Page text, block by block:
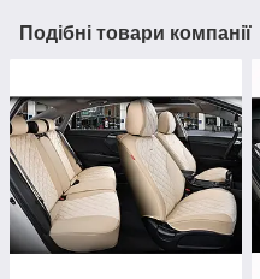
Подібні товари компанії